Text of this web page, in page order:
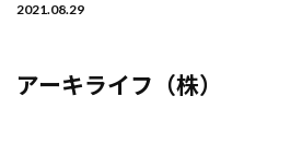
2021.08.29
アーキライフ（株）